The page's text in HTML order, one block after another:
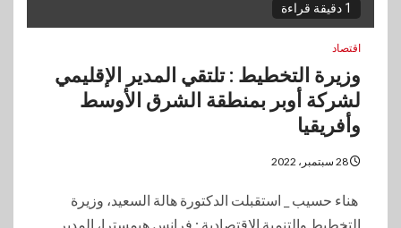
1 دقيقة قراءة
اقتصاد
وزيرة التخطيط : تلتقي المدير الإقليمي
لشركة أوبر بمنطقة الشرق الأوسط
وأفريقيا
هناء حسيب _ استقبلت الدكتورة هالة السعيد، وزيرة
التخطيط والتنمية الاقتصادية : فرانس هيمسترا، المدير